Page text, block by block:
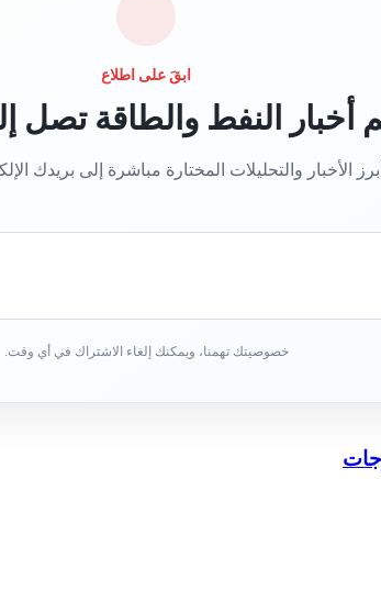
ابقَ على اطلاع
أخبار النفط والطاقة تصل
الأخبار والتحليلات المختارة مباشرة إلى بريدك